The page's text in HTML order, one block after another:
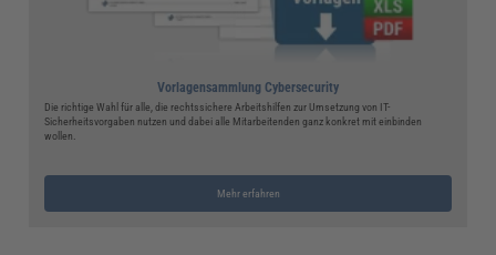
Vorlagensammlung Cybersecurity
Die richtige Wahl für alle, die rechtssichere Arbeitshilfen zur Umsetzung von IT-
Sicherheitsvorgaben nutzen und dabei alle Mitarbeitenden ganz konkret mit einbinden
wollen.
Mehr erfahren